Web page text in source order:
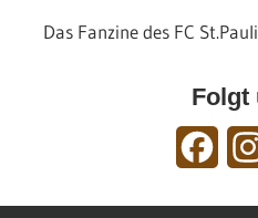
Das Fanzine des FC
Folgt